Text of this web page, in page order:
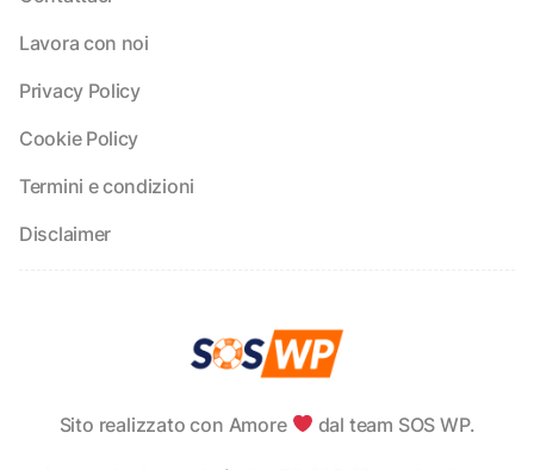
Lavora con noi
Privacy Policy
Cookie Policy
Termini e condizioni
Disclaimer
Sito realizzato con Amore dal team SOS WP.